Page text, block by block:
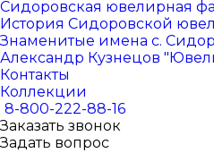
Сидоровская ювелирная
История Сидоровской
Знаменитые имена с.
Александр Кузнецов
Контакты
Коллекции
8-800-222-88-16
Заказать звонок
Задать вопрос